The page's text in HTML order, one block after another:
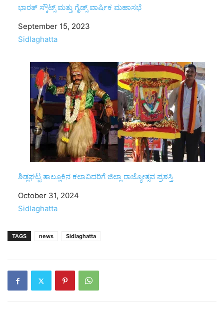
ಭಾರತ್ ಸ್ಕೌಟ್ಸ್ ಮತ್ತು ಗೈಡ್ಸ್ ವಾರ್ಷಿಕ ಮಹಾಸಭೆ
Date
September 15, 2023
In relation to
Sidlaghatta
ಶಿಡ್ಲಘಟ್ಟ ತಾಲ್ಲೂಕಿನ ಕಲಾವಿದರಿಗೆ ಜಿಲ್ಲಾ ರಾಜ್ಯೋತ್ಸವ ಪ್ರಶಸ್ತಿ
Date
October 31, 2024
In relation to
Sidlaghatta
TAGS news Sidlaghatta